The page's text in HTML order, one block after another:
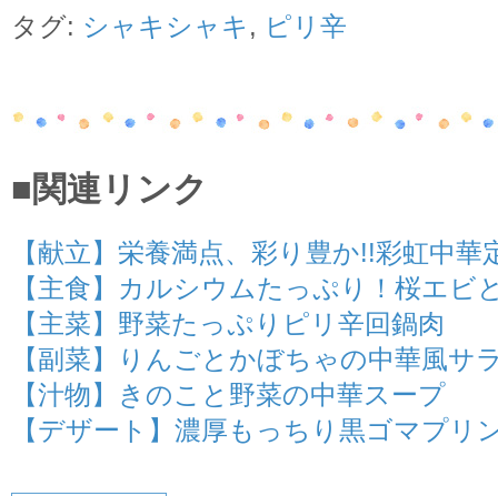
タグ: シャキシャキ , ピリ辛
■関連リンク
【献立】栄養満点、彩り豊か!!彩虹中華
【主食】カルシウムたっぷり！桜エビ
【主菜】野菜たっぷりピリ辛回鍋肉
【副菜】りんごとかぼちゃの中華風サ
【汁物】きのこと野菜の中華スープ
【デザート】濃厚もっちり黒ゴマプリ